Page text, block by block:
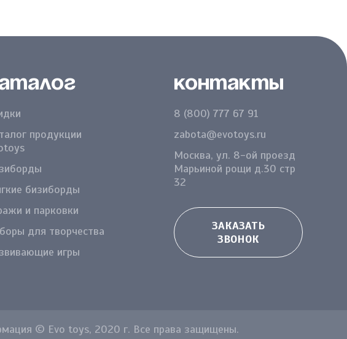
продукции
бизиборды
и парковки
для творчества
игры
Контакты
8 (800) 777 67 91
zabota@evotoys.ru
Москва, ул. 8-ой проезд
Марьиной рощи д.30 стр
32
ЗАКАЗАТЬ
ЗВОНОК
© Evo toys, 2020 г. Все права защищены.